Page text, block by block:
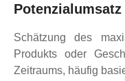
Potenzialumsatz
Schätzung des
Produkts oder
Zeitraums, häufig